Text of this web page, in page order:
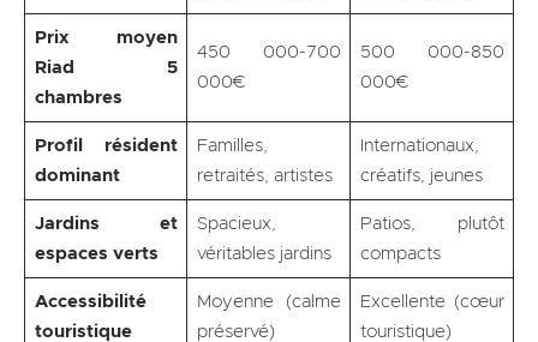
Prix moyen
Riad 5
chambres
450 000-700
000€
500 000-850
000€
Profil résident
dominant
Familles,
retraités, artistes
Internationaux,
créatifs, jeunes
Jardins et
espaces verts
Spacieux,
véritables jardins
Patios, plutôt
compacts
Accessibilité
touristique
Moyenne (calme
préservé)
Excellente (cœur
touristique)